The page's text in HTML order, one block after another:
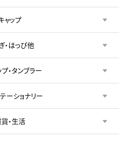
ャップ
・はっぴ他
・タンブラー
ーショナリー
・生活